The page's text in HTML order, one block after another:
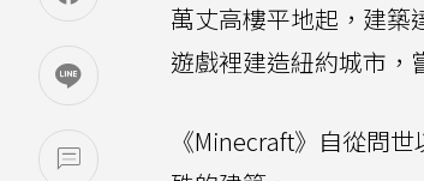
萬丈高樓平地起，建築
遊戲裡建造紐約城市，
《Minecraft》自從問